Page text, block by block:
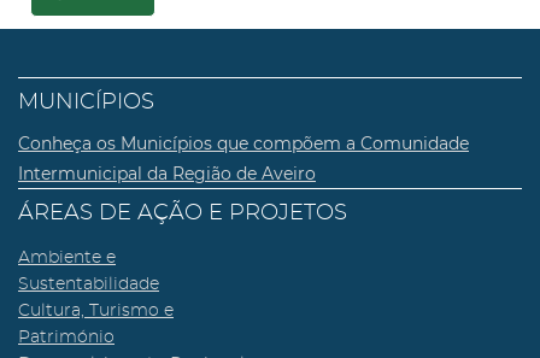
MUNICÍPIOS
Conheça os Municípios que compõem a Comunidade
Intermunicipal da Região de Aveiro
ÁREAS DE AÇÃO E PROJETOS
Ambiente e
Sustentabilidade
Cultura, Turismo e
Património